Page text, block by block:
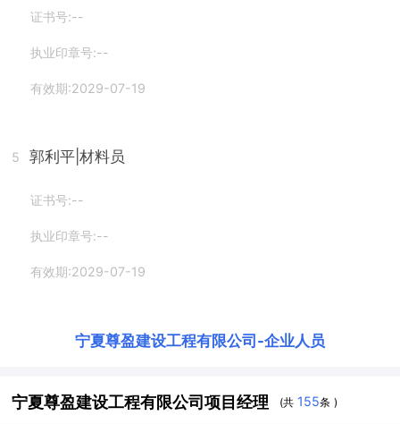
证书号:--
执业印章号:--
有效期:2029-07-19
5 郭利平 |材料员
证书号:--
执业印章号:--
有效期:2029-07-19
宁夏尊盈建设工程有限公司 -企业人员
宁夏尊盈建设工程有限公司项目经理 (共 155条 )